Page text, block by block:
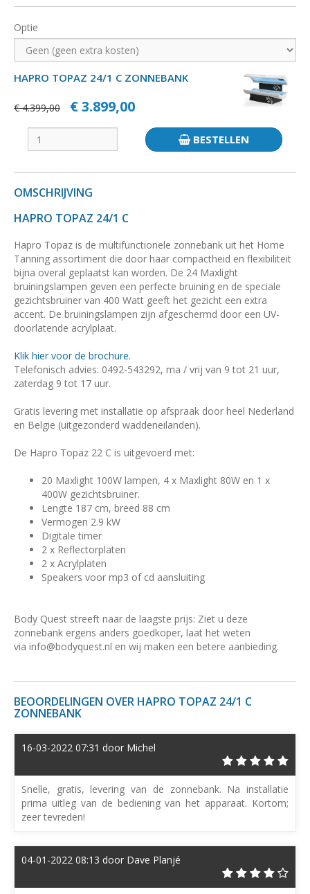
Optie
HAPRO TOPAZ 24/1 C ZONNEBANK
€ 4.399,00 € 3.899,00
BESTELLEN
OMSCHRIJVING
HAPRO TOPAZ 24/1 C
Hapro Topaz is de multifunctionele zonnebank uit het Home
Tanning assortiment die door haar compactheid en flexibiliteit
bijna overal geplaatst kan worden. De 24 Maxlight
bruiningslampen geven een perfecte bruining en de speciale
gezichtsbruiner van 400 Watt geeft het gezicht een extra
accent. De bruiningslampen zijn afgeschermd door een UV-
doorlatende acrylplaat.
Klik hier voor de brochure.
Telefonisch advies: 0492-543292, ma / vrij van 9 tot 21 uur,
zaterdag 9 tot 17 uur.
Gratis levering met installatie op afspraak door heel Nederland
en Belgie (uitgezonderd waddeneilanden).
De Hapro Topaz 22 C is uitgevoerd met:
20 Maxlight 100W lampen, 4 x Maxlight 80W en 1 x
400W gezichtsbruiner.
Lengte 187 cm, breed 88 cm
Vermogen 2.9 kW
Digitale timer
2 x Reflectorplaten
2 x Acrylplaten
Speakers voor mp3 of cd aansluiting
Body Quest streeft naar de laagste prijs: Ziet u deze
zonnebank ergens anders goedkoper, laat het weten
via info@bodyquest.nl en wij maken een betere aanbieding.
BEOORDELINGEN OVER HAPRO TOPAZ 24/1 C
ZONNEBANK
16-03-2022 07:31 door Michel
Snelle, gratis, levering van de zonnebank. Na installatie
prima uitleg van de bediening van het apparaat. Kortom;
zeer tevreden!
04-01-2022 08:13 door Dave Planjé